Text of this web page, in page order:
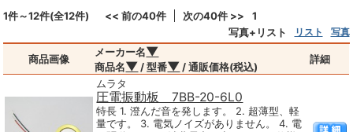
1件～12件(全12件) << 前の40件 次の40件 >>
1
写真+リスト
リスト 写真
商品画像
メーカー名▼
商品名▼ / 型番▼ / 通販価格(税込)
詳細
ムラタ
圧電振動板 7BB-20-6L0
特長 1. 澄んだ音を発します。 2. 超薄型、軽
量です。 3. 電気ノイズがありません。 4. 電